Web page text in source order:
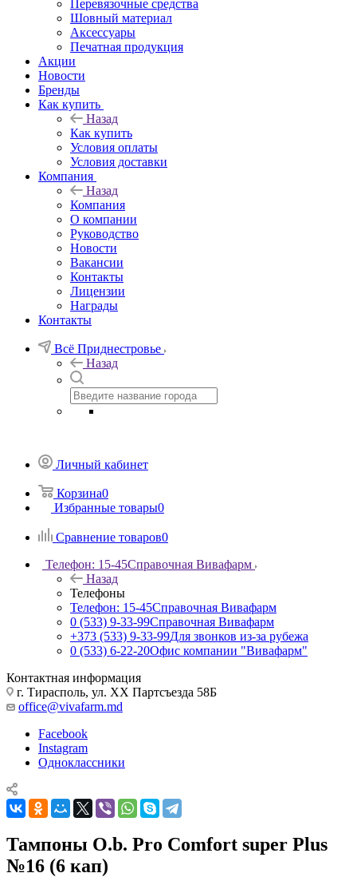
Перевязочные средства
Шовный материал
Аксессуары
Печатная продукция
Акции
Новости
Бренды
Как купить
Назад
Как купить
Условия оплаты
Условия доставки
Компания
Назад
Компания
О компании
Руководство
Новости
Вакансии
Контакты
Лицензии
Награды
Контакты
Всё Приднестровье
Назад
Личный кабинет
Корзина0
Избранные товары0
Сравнение товаров0
Телефон: 15-45Справочная Вивафарм
Назад
Телефоны
Телефон: 15-45Справочная Вивафарм
0 (533) 9-33-99Справочная Вивафарм
+373 (533) 9-33-99Для звонков из-за рубежа
0 (533) 6-22-20Офис компании "Вивафарм"
Контактная информация
г. Тирасполь, ул. ХХ Партсъезда 58Б
office@vivafarm.md
Facebook
Instagram
Одноклассники
Тампоны O.b. Pro Comfort super Plus
№16 (6 кап)